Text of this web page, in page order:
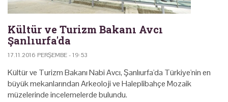
Kültür ve Turizm Bakanı Avcı
Şanlıurfa'da
17.11.2016 PERŞEMBE - 19:53
Kültür ve Turizm Bakanı Nabi Avcı, Şanlıurfa'da Türkiye'nin en
büyük mekanlarından Arkeoloji ve Haleplibahçe Mozaik
müzelerinde incelemelerde bulundu.